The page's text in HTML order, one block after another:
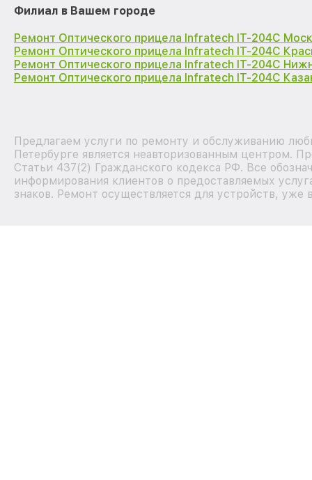
Филиал в Вашем городе
Ремонт Оптического прицела Infratech IT-204C
Ремонт Оптического прицела Infratech IT-204C
Ремонт Оптического прицела Infratech IT-204C
Ремонт Оптического прицела Infratech IT-204C
Предлагаем услуги по ремонту и обслуживанию
Петербурге является неавторизованным центром.
Статьи 437(2) Гражданского кодекса РФ. Все
информирования клиентов о предоставляемых
знаков. Ремонт осуществляется для устройств,